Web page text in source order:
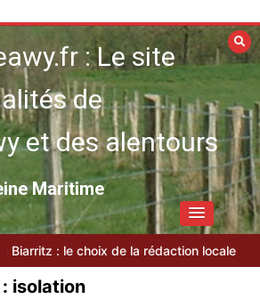
: Le site
de
et des alentours
Maritime
Top 3 des VTC à Biarritz : le
isolation